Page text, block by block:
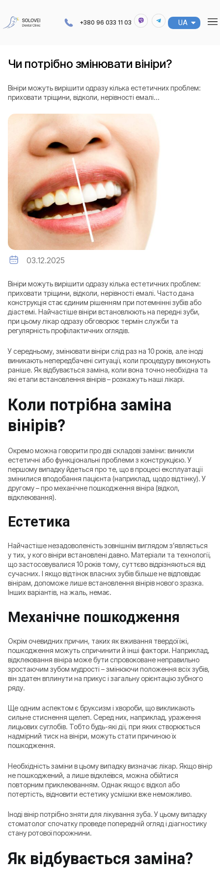
+380 96 033 11 03 UA
RU
Чи потрібно змінювати вініри?
Вініри можуть вирішити одразу кілька естетичних проблем:
приховати тріщини, відколи, нерівності емалі...
03.12.2025
Вініри можуть вирішити одразу кілька естетичних проблем:
приховати тріщини, відколи, нерівності емалі. Часто дана
конструкція стає єдиним рішенням при потемнінні зубів або
діастемі. Найчастіше вініри встановлюють на передні зуби,
при цьому лікар одразу обговорює термін служби та
регулярність профілактичних оглядів.
У середньому, змінювати вініри слід раз на 10 років, але іноді
виникають непередбачені ситуації, коли процедуру виконують
раніше. Як відбувається заміна, коли вона точно необхідна та
які етапи встановлення вінірів – розкажуть наші лікарі.
Коли потрібна заміна
вінірів?
Окремо можна говорити про дві складові заміни: виникли
естетичні або функціональні проблеми з конструкцією. У
першому випадку йдеться про те, що в процесі експлуатації
змінилися вподобання пацієнта (наприклад, щодо відтінку). У
другому – про механічне пошкодження вініра (відкол,
відклеювання).
Естетика
Найчастіше незадоволеність зовнішнім виглядом з’являється
у тих, у кого вініри встановлені давно. Матеріали та технології,
що застосовувалися 10 років тому, суттєво відрізняються від
сучасних. І якщо відтінок власних зубів більше не відповідає
вінірам, допоможе лише встановлення вінірів нового зразка.
Інших варіантів, на жаль, немає.
Механічне пошкодження
Окрім очевидних причин, таких як вживання твердої їжі,
пошкодження можуть спричинити й інші фактори. Наприклад,
відклеювання вініра може бути спровоковане неправильно
зростаючим зубом мудрості – змінюючи положення всіх зубів,
він здатен вплинути на прикус і загальну орієнтацію зубного
ряду.
Ще одним аспектом є бруксизм і хвороби, що викликають
сильне стиснення щелеп. Серед них, наприклад, ураження
лицьових суглобів. Тобто будь-які дії, при яких створюється
надмірний тиск на вініри, можуть стати причиною їх
пошкодження.
Необхідність заміни в цьому випадку визначає лікар. Якщо вінір
не пошкоджений, а лише відклеївся, можна обійтися
повторним приклеюванням. Однак якщо є відкол або
потертість, відновити естетику усмішки вже неможливо.
Іноді вінір потрібно зняти для лікування зуба. У цьому випадку
стоматолог спочатку проведе попередній огляд і діагностику
стану ротової порожнини.
Як відбувається заміна?